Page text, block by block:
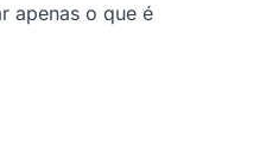
apenas o que é